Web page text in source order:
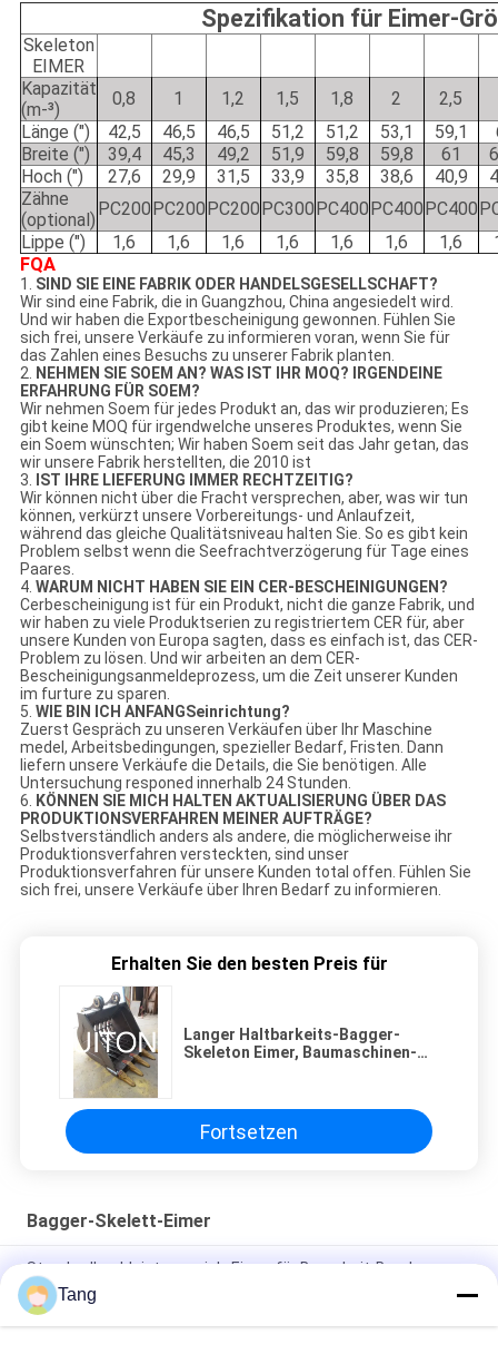
Spezifikation für Eimer-
Skeleton
EIMER
Kapazität
(m-³)
0,8 1 1,2 1,5 1,8 2
2,5
Länge (")
42,5 46,5 46,5 51,2 51,2 53,1 59,1
Breite (")
39,4 45,3 49,2 51,9 59,8 59,8 61
Hoch (")
27,6 29,9 31,5 33,9 35,8 38,6 40,9
Zähne
(optional)
PC200 PC200 PC200 PC300 PC400 PC400 PC400
Lippe (")
1,6 1,6 1,6 1,6 1,6 1,6 1,6
FQA
1. SIND SIE EINE FABRIK ODER HANDELSGESELLSCHAFT?
Wir sind eine Fabrik, die in Guangzhou, China angesiedelt wird.
Und wir haben die Exportbescheinigung gewonnen. Fühlen Sie
sich frei, unsere Verkäufe zu informieren voran, wenn Sie für
das Zahlen eines Besuchs zu unserer Fabrik planten.
2. NEHMEN SIE SOEM AN? WAS IST IHR MOQ? IRGENDEINE
ERFAHRUNG FÜR SOEM?
Wir nehmen Soem für jedes Produkt an, das wir produzieren; Es
gibt keine MOQ für irgendwelche unseres Produktes, wenn Sie
ein Soem wünschten; Wir haben Soem seit das Jahr getan, das
wir unsere Fabrik herstellten, die 2010 ist
3. IST IHRE LIEFERUNG IMMER RECHTZEITIG?
Wir können nicht über die Fracht versprechen, aber, was wir tun
können, verkürzt unsere Vorbereitungs- und Anlaufzeit,
während das gleiche Qualitätsniveau halten Sie. So es gibt kein
Problem selbst wenn die Seefrachtverzögerung für Tage eines
Paares.
4. WARUM NICHT HABEN SIE EIN CER-BESCHEINIGUNGEN?
Cerbescheinigung ist für ein Produkt, nicht die ganze Fabrik, und
wir haben zu viele Produktserien zu registriertem CER für, aber
unsere Kunden von Europa sagten, dass es einfach ist, das CER-
Problem zu lösen. Und wir arbeiten an dem CER-
Bescheinigungsanmeldeprozess, um die Zeit unserer Kunden
im furture zu sparen.
5. WIE BIN ICH ANFANGSeinrichtung?
Zuerst Gespräch zu unseren Verkäufen über Ihr Maschine
medel, Arbeitsbedingungen, spezieller Bedarf, Fristen. Dann
liefern unsere Verkäufe die Details, die Sie benötigen. Alle
Untersuchung responed innerhalb 24 Stunden.
6. KÖNNEN SIE MICH HALTEN AKTUALISIERUNG ÜBER DAS
PRODUKTIONSVERFAHREN MEINER AUFTRÄGE?
Selbstverständlich anders als andere, die möglicherweise ihr
Produktionsverfahren versteckten, sind unser
Produktionsverfahren für unsere Kunden total offen. Fühlen Sie
sich frei, unsere Verkäufe über Ihren Bedarf zu informieren.
Erhalten Sie den besten Preis für
Langer Haltbarkeits-Bagger-
Skeleton Eimer, Baumaschinen-
Fortsetzen
Bagger-Skelett-Eimer
Standardhochleistungssieb-Eimer für Bauarbeit-Bergbau
Bagger-Skeleton Bucket Soem fertigen 1-jährige Garantie
hochfester Legierungs-Bagger-Bucket besonders an
Tang